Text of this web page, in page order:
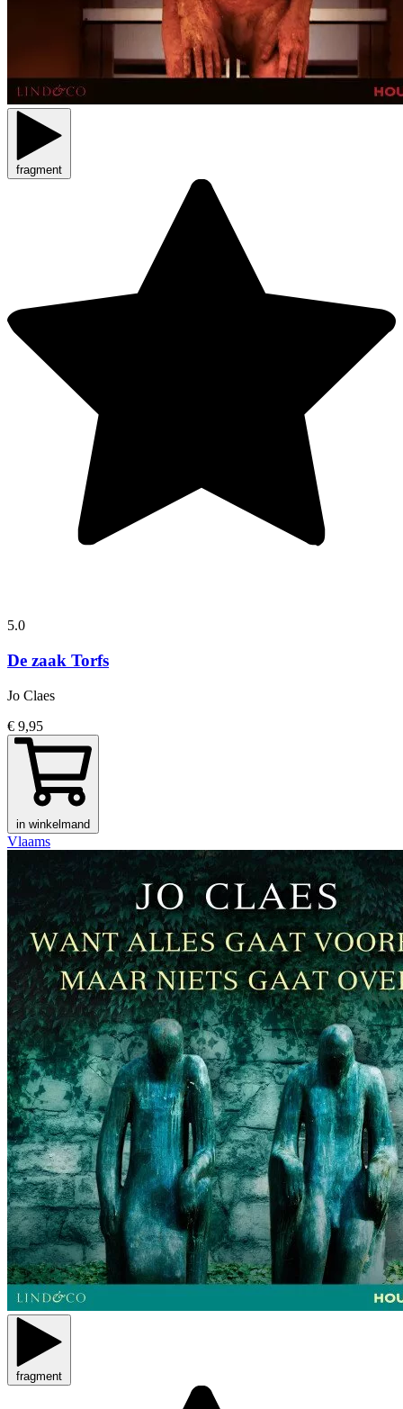
fragment
5.0
De zaak Torfs
Jo Claes
€ 9,95
in winkelmand
Vlaams
fragment